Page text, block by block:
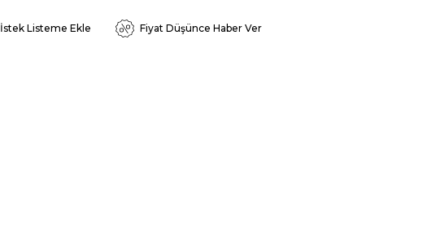
İstek Listeme Ekle Fiyat Düşünce Haber Ver